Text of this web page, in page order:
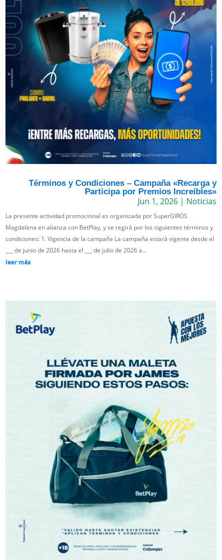
Términos y Condiciones – Campaña «Recarga y
Participa por Premios Increíbles»
Jun 1, 2026| Noticias
La presente actividad promocional es organizada por SuperGIROS
Magdalena en alianza con BetPlay, y se regirá por los siguientes términos y
condiciones: 1. Vigencia de la campaña La campaña estará vigente desde el
___ de junio de 2026 hasta el ___ de julio de 2026 a...
leer más